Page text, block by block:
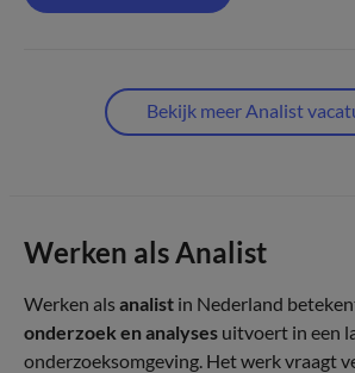
Bekijk meer Analist
Werken als Analist
Werken als analist in Nederland
onderzoek en analyses uitvoert in een
onderzoeksomgeving. Het werk vraagt